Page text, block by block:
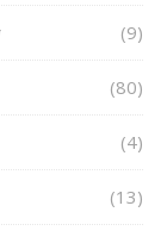
(9)
(80)
(4)
(13)